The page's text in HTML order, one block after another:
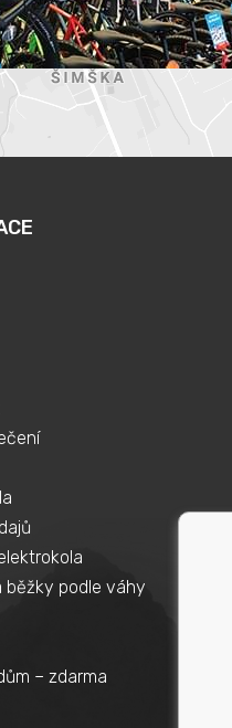
běžky podle váhy
– zdarma